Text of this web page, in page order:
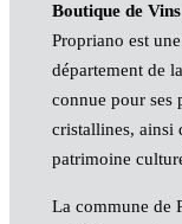
Boutique de
Propriano est
département de
connue pour ses
cristallines, ainsi
patrimoine
La commune de